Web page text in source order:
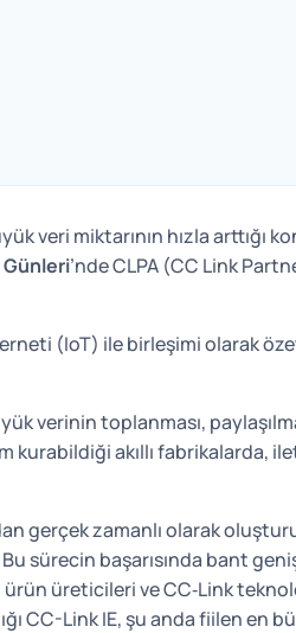
veri miktarının hızla arttığı
’nde CLPA (CC Link
(IoT) ile birleşimi olarak
verinin toplanması,
akıllı fabrikalarda,
gerçek zamanlı olarak
sürecin başarısında bant
üreticileri ve CC‑Link
CC-Link IE, şu anda fiilen en